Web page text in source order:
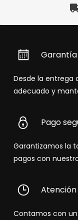
Garantía
Desde la entrega
adecuado y
Pago
Garantizamos la
pagos con
Contamos con